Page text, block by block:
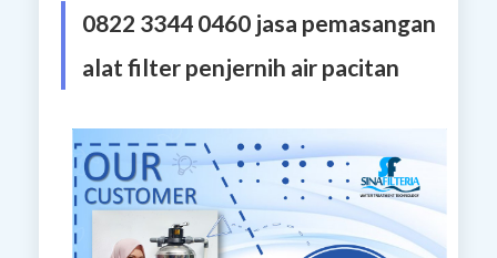
0822 3344 0460 jasa pemasangan
alat filter penjernih air pacitan